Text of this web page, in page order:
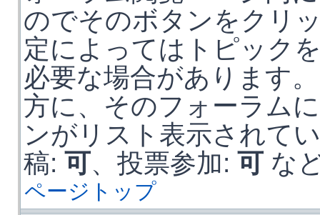
のでそのボタンをクリ
定によってはトピック
必要な場合があります
方に、そのフォーラム
ンがリスト表示されて
稿: 可、投票参加: 可 な
ページトップ